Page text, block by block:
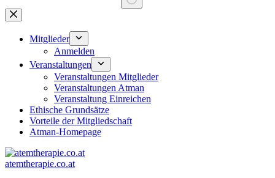
Keine
Ergebnisse
Mitglieder
Anmelden
Veranstaltungen
Veranstaltungen Mitglieder
Veranstaltungen Atman
Veranstaltung Einreichen
Ethische Grundsätze
Vorteile der Mitgliedschaft
Atman-Homepage
atemtherapie.co.at